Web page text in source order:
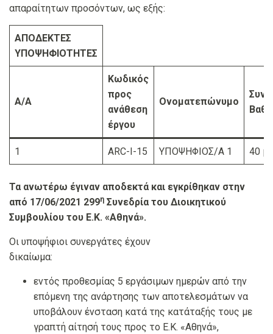
απαραίτητων προσόντων, ως εξής:
ΑΠΟΔΕΚΤΕΣ
ΥΠΟΨΗΦΙΟΤΗΤΕΣ
Α/Α
Κωδικός
προς
ανάθεση
έργου
Ονοματεπώνυμο
1 ARC-Ι-15 ΥΠΟΨΗΦΙΟΣ/Α 1 40
Τα ανωτέρω έγιναν αποδεκτά και εγκρίθηκαν στην
από 17/06/2021 299η Συνεδρία του Διοικητικού
Συμβουλίου του Ε.Κ. «Αθηνά».
Οι υποψήφιοι συνεργάτες έχουν
δικαίωμα:
εντός προθεσμίας 5 εργάσιμων ημερών από την
επόμενη της ανάρτησης των αποτελεσμάτων να
υποβάλουν ένσταση κατά της κατάταξής τους με
γραπτή αίτησή τους προς το Ε.Κ. «Αθηνά»,